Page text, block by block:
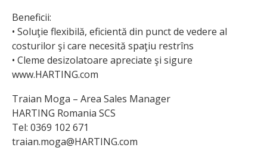
Beneficii:
• Soluţie flexibilă, eficientă din punct de vedere al
costurilor şi care necesită spaţiu restrîns
• Cleme desizolatoare apreciate şi sigure
www.HARTING.com
Traian Moga – Area Sales Manager
HARTING Romania SCS
Tel: 0369 102 671
traian.moga@HARTING.com